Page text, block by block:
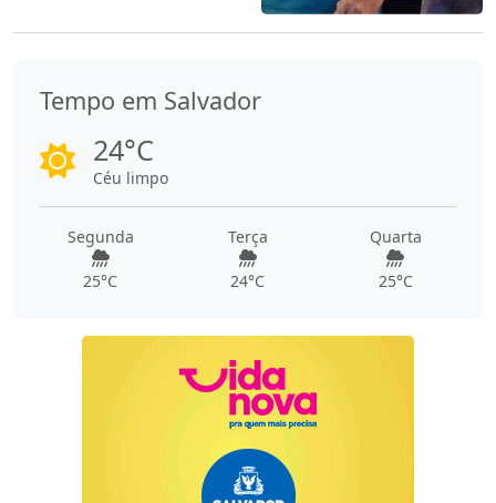
Tempo em Salvador
24°C
Céu limpo
Segunda
25°C
Terça
24°C
Quarta
25°C